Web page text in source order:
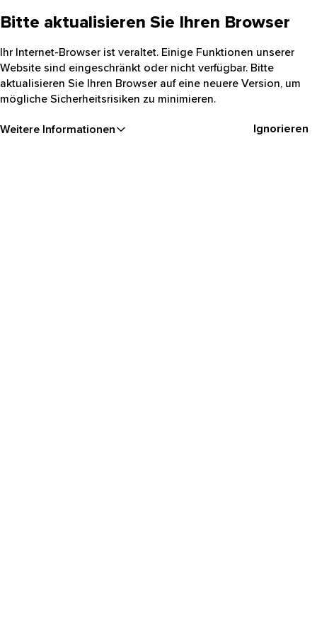
Bitte aktualisieren Sie Ihren Browser
Ihr Internet-Browser ist veraltet. Einige Funktionen unserer
Website sind eingeschränkt oder nicht verfügbar. Bitte
aktualisieren Sie Ihren Browser auf eine neuere Version, um
mögliche Sicherheitsrisiken zu minimieren.
Weitere Informationen Ignorieren